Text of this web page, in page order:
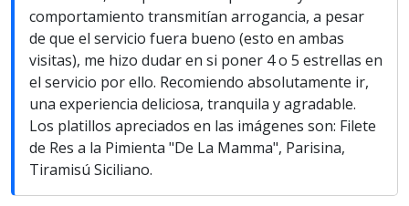
comportamiento transmitían arrogancia, a pesar
de que el servicio fuera bueno (esto en ambas
visitas), me hizo dudar en si poner 4 o 5 estrellas en
el servicio por ello. Recomiendo absolutamente ir,
una experiencia deliciosa, tranquila y agradable.
Los platillos apreciados en las imágenes son: Filete
de Res a la Pimienta "De La Mamma", Parisina,
Tiramisú Siciliano.